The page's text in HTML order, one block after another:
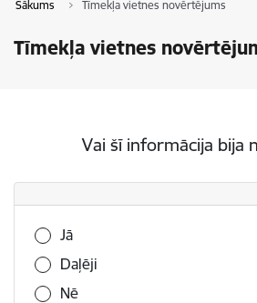
Sākums Tīmekļa vietnes novērtējums
Tīmekļa vietnes
Vai šī informācija bija
Vai šī informācija bija noderīga?
Jā
Daļēji
Nē